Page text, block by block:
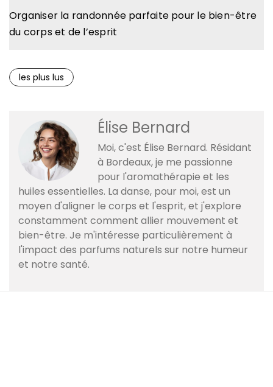
Organiser la randonnée parfaite pour le bien-être
du corps et de l’esprit
les plus lus
Élise Bernard
Moi, c'est Élise Bernard. Résidant
à Bordeaux, je me passionne
pour l'aromathérapie et les
huiles essentielles. La danse, pour moi, est un
moyen d'aligner le corps et l'esprit, et j'explore
constamment comment allier mouvement et
bien-être. Je m'intéresse particulièrement à
l'impact des parfums naturels sur notre humeur
et notre santé.